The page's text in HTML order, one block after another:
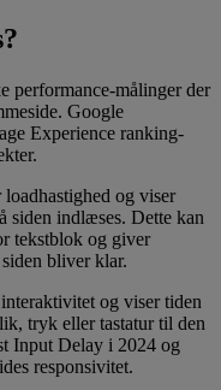
performance-målinger der
Google
Experience ranking-
og viser
siden indlæses. Dette kan
tekstblok og giver
bliver klar.
og viser tiden
tryk eller tastatur til den
Input Delay i 2024 og
responsivitet.